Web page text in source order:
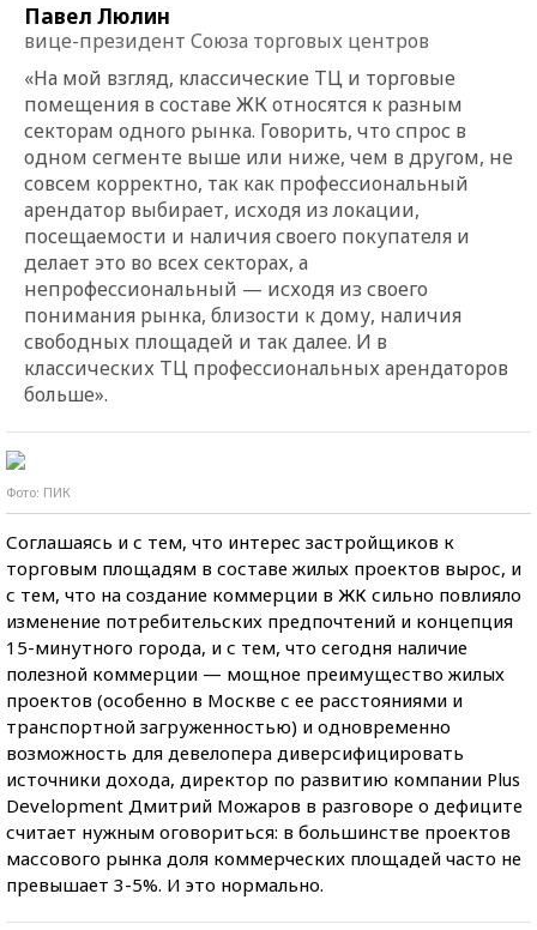
Павел Люлин
вице-президент Союза торговых центров
«На мой взгляд, классические ТЦ и торговые
помещения в составе ЖК относятся к разным
секторам одного рынка. Говорить, что спрос в
одном сегменте выше или ниже, чем в другом, не
совсем корректно, так как профессиональный
арендатор выбирает, исходя из локации,
посещаемости и наличия своего покупателя и
делает это во всех секторах, а
непрофессиональный — исходя из своего
понимания рынка, близости к дому, наличия
свободных площадей и так далее. И в
классических ТЦ профессиональных арендаторов
больше».
Фото: ПИК
Соглашаясь и с тем, что интерес застройщиков к
торговым площадям в составе жилых проектов вырос, и
с тем, что на создание коммерции в ЖК сильно повлияло
изменение потребительских предпочтений и концепция
15-минутного города, и с тем, что сегодня наличие
полезной коммерции — мощное преимущество жилых
проектов (особенно в Москве с ее расстояниями и
транспортной загруженностью) и одновременно
возможность для девелопера диверсифицировать
источники дохода, директор по развитию компании Plus
Development Дмитрий Можаров в разговоре о дефиците
считает нужным оговориться: в большинстве проектов
массового рынка доля коммерческих площадей часто не
превышает 3-5%. И это нормально.